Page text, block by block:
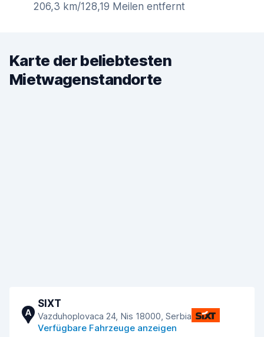
206,3 km/128,19 Meilen entfernt
Karte der beliebtesten
Mietwagenstandorte
A
SIXT
Vazduhoplovaca 24, Nis 18000, Serbia
Verfügbare Fahrzeuge anzeigen